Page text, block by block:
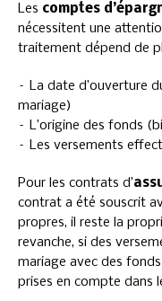
Les comptes
nécessitent une
traitement dépend de
– La date d’ouverture
mariage)
– L’origine des fonds
– Les versements
Pour les contrats d’
contrat a été souscrit
propres, il reste la
revanche, si des
mariage avec des
prises en compte dans